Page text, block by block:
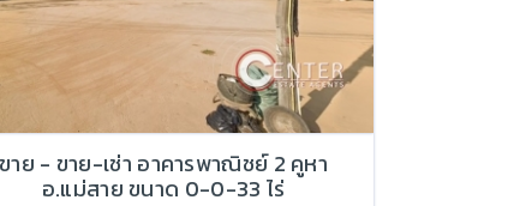
ขาย - ขาย-เช่า อาคารพาณิชย์ 2 คูหา
อ.แม่สาย ขนาด 0-0-33 ไร่